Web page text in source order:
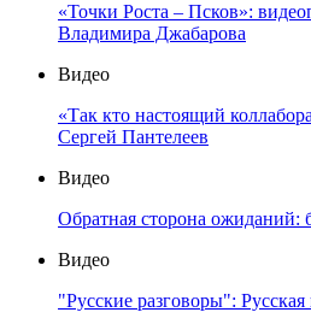
«Точки Роста – Псков»:
Владимира Джабарова
Видео
«Так кто настоящий
Сергей Пантелеев
Видео
Обратная сторона ожиданий:
Видео
"Русские разговоры":